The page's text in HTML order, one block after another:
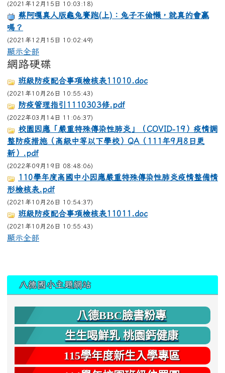
(2021年12月15日 10:03:18)
蔡阿嘎真人版龜兔賽跑(上)：兔子不偷懶，就真的會贏
嗎？
(2021年12月15日 10:02:49)
顯示全部
網路硬碟
班級防疫配合事項檢核表11010.doc
(2021年10月26日 10:55:43)
防疫管理指引1110303修.pdf
(2022年03月14日 11:06:37)
校園因應「嚴重特殊傳染性肺炎」（COVID-19）疫情調
整防疫措施（高級中等以下學校）QA（111年9月8日更
新）.pdf
(2022年09月19日 08:48:06)
110學年度高國中小因應嚴重特殊傳染性肺炎疫情整備情
形檢核表.pdf
(2021年10月26日 10:54:37)
班級防疫配合事項檢核表11011.doc
(2021年10月26日 10:55:43)
顯示全部
八德國小主題網站
八德BBC臉書粉專
生生喝鮮乳 桃園鈣健康
115學年度新生入學專區